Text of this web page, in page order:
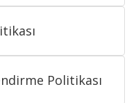
Politikası